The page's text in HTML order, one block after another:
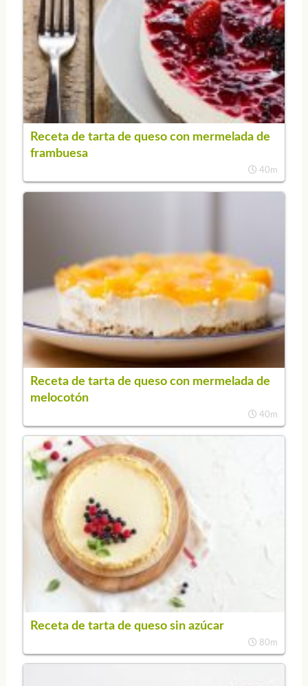
Receta de tarta de queso con mermelada de
frambuesa
40m
Receta de tarta de queso con mermelada de
melocotón
40m
Receta de tarta de queso sin azúcar
80m